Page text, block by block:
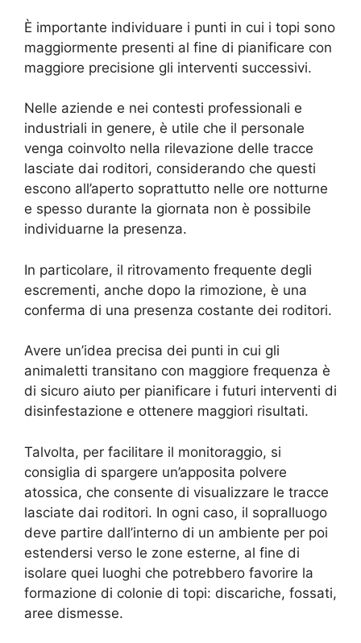
È importante individuare i punti in cui i topi sono
maggiormente presenti al fine di pianificare con
maggiore precisione gli interventi successivi.
Nelle aziende e nei contesti professionali e
industriali in genere, è utile che il personale
venga coinvolto nella rilevazione delle tracce
lasciate dai roditori, considerando che questi
escono all’aperto soprattutto nelle ore notturne
e spesso durante la giornata non è possibile
individuarne la presenza.
In particolare, il ritrovamento frequente degli
escrementi, anche dopo la rimozione, è una
conferma di una presenza costante dei roditori.
Avere un’idea precisa dei punti in cui gli
animaletti transitano con maggiore frequenza è
di sicuro aiuto per pianificare i futuri interventi di
disinfestazione e ottenere maggiori risultati.
Talvolta, per facilitare il monitoraggio, si
consiglia di spargere un’apposita polvere
atossica, che consente di visualizzare le tracce
lasciate dai roditori. In ogni caso, il sopralluogo
deve partire dall’interno di un ambiente per poi
estendersi verso le zone esterne, al fine di
isolare quei luoghi che potrebbero favorire la
formazione di colonie di topi: discariche, fossati,
aree dismesse.